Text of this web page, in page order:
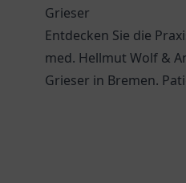
Grieser
Entdecken Sie die
med. Hellmut Wolf &
Grieser in Bremen.